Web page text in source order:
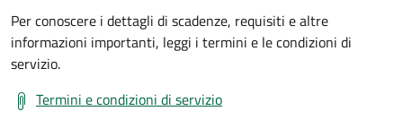
Per conoscere i dettagli di scadenze, requisiti e altre
informazioni importanti, leggi i termini e le condizioni di
servizio.
Termini e condizioni di servizio